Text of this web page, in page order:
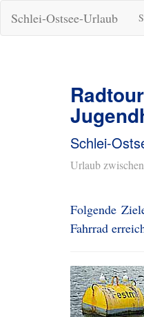
Schlei-Ostsee-Urlaub
Schlei-
Urlaub
Folgende
Fahrrad